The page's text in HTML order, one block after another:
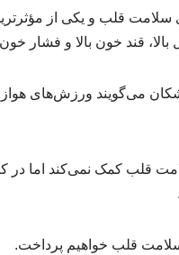
قلب و یکی از
قند خون بالا و فشار
می‌گویند ورزش‌های
قلب کمک نمی‌کند اما در
سلامت قلب خواهیم پرداخت.